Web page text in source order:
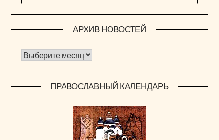
АРХИВ НОВОСТЕЙ
Архив новостей
ПРАВОСЛАВНЫЙ КАЛЕНДАРЬ